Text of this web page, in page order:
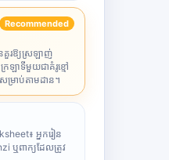
Recommended
គួរឱ្យស្រឡាញ់
រឡាទីមួយជាគំរូខ្មៅ
ម្រាប់តាមដាន។
៖ អ្នករៀន
ឬពាក្យដែលត្រូវ